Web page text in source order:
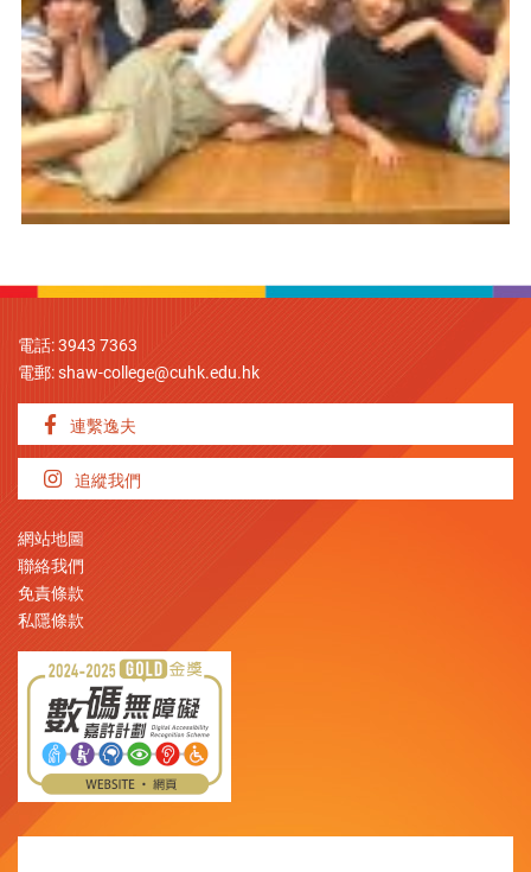
電話: 3943 7363
電郵:shaw-college@cuhk.edu.hk
連繫逸夫
追縱我們
網站地圖
聯絡我們
免責條款
私隱條款